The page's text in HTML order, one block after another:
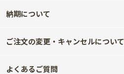
納期について
ご注文の変更・キャンセルについて
よくあるご質問